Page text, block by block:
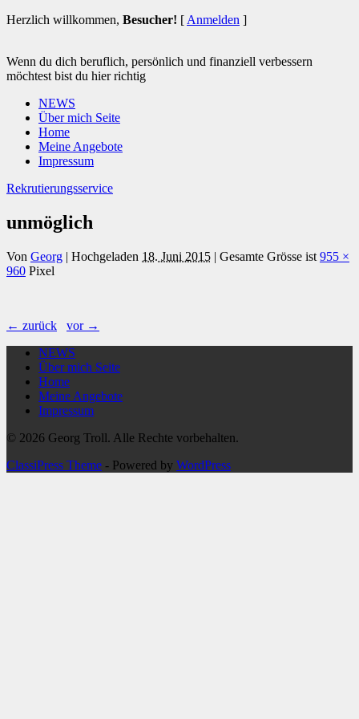
Herzlich willkommen, Besucher! [ Anmelden ]
Wenn du dich beruflich, persönlich und finanziell verbessern
möchtest bist du hier richtig
NEWS
Über mich Seite
Home
Meine Angebote
Impressum
Rekrutierungsservice
unmöglich
Von Georg | Hochgeladen 18. Juni 2015 | Gesamte Grösse ist 955 ×
960 Pixel
← zurück
vor →
NEWS
Über mich Seite
Home
Meine Angebote
Impressum
© 2026 Georg Troll. Alle Rechte vorbehalten.
ClassiPress Theme - Powered by WordPress